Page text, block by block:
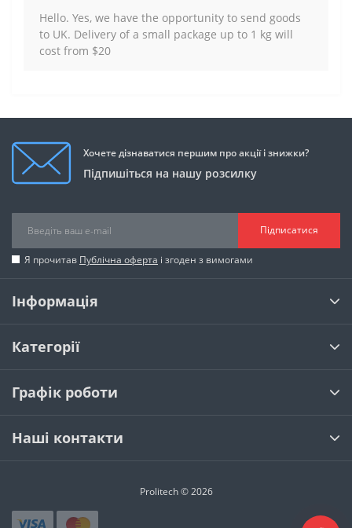
Hello. Yes, we have the opportunity to send goods
to UK. Delivery of a small package up to 1 kg will
cost from $20
Хочете дізнаватися першим про акції і знижки?
Підпишіться на нашу розсилку
Підписатися
Я прочитав Публічна оферта і згоден з вимогами
Інформація
Категорії
Графік роботи
Наші контакти
Prolitech © 2026